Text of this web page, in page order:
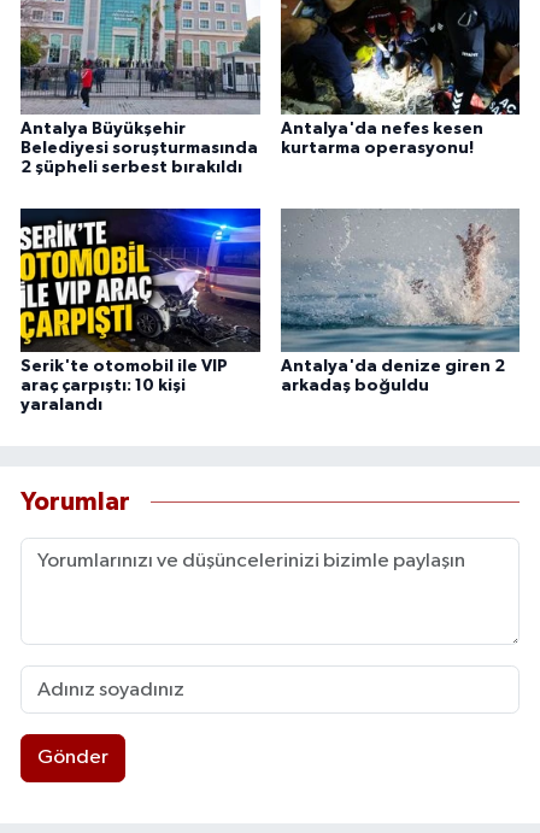
Antalya Büyükşehir
Belediyesi soruşturmasında
2 şüpheli serbest bırakıldı
Antalya'da nefes kesen
kurtarma operasyonu!
Serik'te otomobil ile VIP
araç çarpıştı: 10 kişi
yaralandı
Antalya'da denize giren 2
arkadaş boğuldu
Yorumlar
Gönder